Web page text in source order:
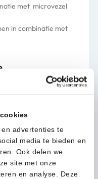
advertenties te
media te bieden en
Ook delen we
site met onze
en analyse. Deze
met microvezel
in combinatie met